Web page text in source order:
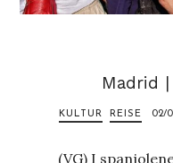
Madrid
KULTUR REISE 02/
(VG) I